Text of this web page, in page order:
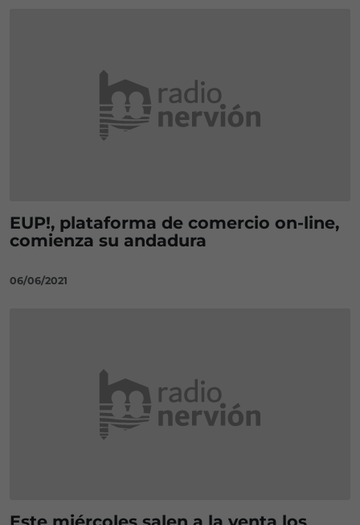
EUP!, plataforma de comercio on-line,
comienza su andadura
06/06/2021